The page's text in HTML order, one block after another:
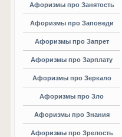
Афоризмы про Занятость
Афоризмы про Заповеди
Афоризмы про Запрет
Афоризмы про Зарплату
Афоризмы про Зеркало
Афоризмы про Зло
Афоризмы про Знания
Афоризмы про Зрелость